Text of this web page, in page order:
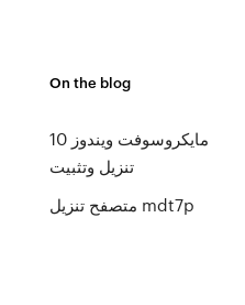
On the blog
مايكروسوفت ويندوز 10
تنزيل وتثبيت
متصفح تنزيل mdt7p